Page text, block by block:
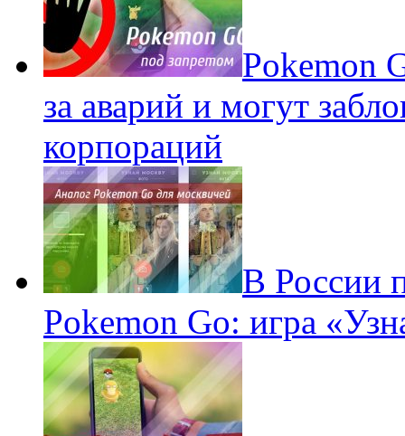
Pokеmon
за аварий и могут
корпораций
В России
Pokemon Go: игра